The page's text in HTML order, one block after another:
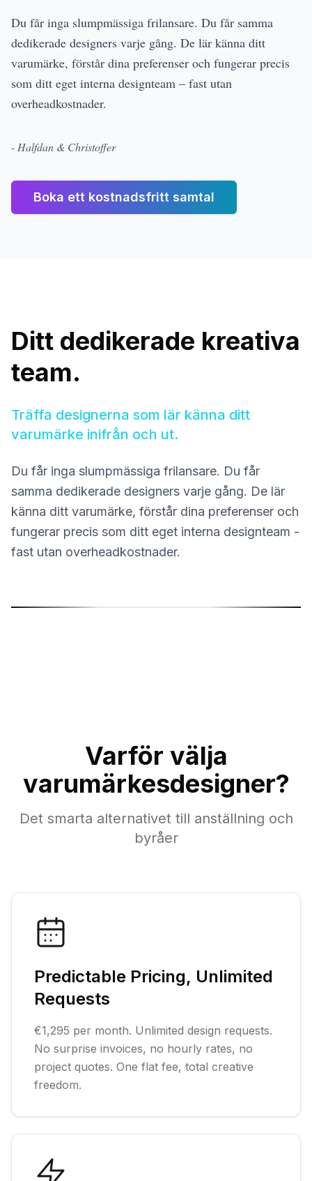
Du får inga slumpmässiga frilansare. Du får samma
dedikerade designers varje gång. De lär känna ditt
varumärke, förstår dina preferenser och fungerar precis
som ditt eget interna designteam – fast utan
overheadkostnader.
- Halfdan & Christoffer
Boka ett kostnadsfritt samtal
Ditt dedikerade kreativa
team.
Träffa designerna som lär känna ditt
varumärke inifrån och ut.
Du får inga slumpmässiga frilansare. Du får
samma dedikerade designers varje gång. De lär
känna ditt varumärke, förstår dina preferenser och
fungerar precis som ditt eget interna designteam -
fast utan overheadkostnader.
Varför välja
varumärkesdesigner?
Det smarta alternativet till anställning och
byråer
Predictable Pricing, Unlimited
Requests
€1,295 per month. Unlimited design requests.
No surprise invoices, no hourly rates, no
project quotes. One flat fee, total creative
freedom.